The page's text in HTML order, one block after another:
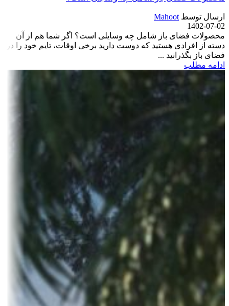
ارسال توسط Mahoot
1402-07-02
محصولات فضای باز شامل چه وسایلی است؟ اگر شما هم از آن
دسته از افرادی هستید که دوست دارید برخی اوقات، تایم خود را در
فضای باز بگذرانید ...
ادامه مطلب